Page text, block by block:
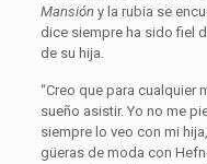
Mansión y la rubia se
dice siempre ha sido fiel
de su hija.
“Creo que para cualquier
sueño asistir. Yo no me
siempre lo veo con mi
güeras de moda con